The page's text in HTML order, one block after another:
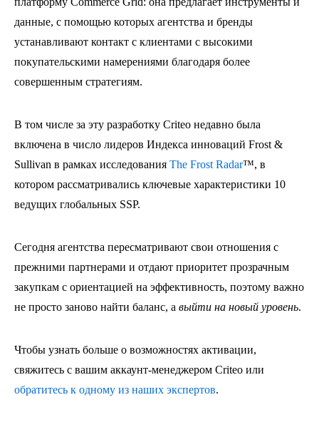
данные, с помощью которых агентства и бренды
устанавливают контакт с клиентами с высокими
покупательскими намерениями благодаря более
совершенным стратегиям.
В том числе за эту разработку Criteo недавно была
включена в число лидеров Индекса инноваций Frost &
Sullivan в рамках исследования The Frost Radar™, в
котором рассматривались ключевые характеристики 10
ведущих глобальных SSP.
Сегодня агентства пересматривают свои отношения с
прежними партнерами и отдают приоритет прозрачным
закупкам с ориентацией на эффективность, поэтому важно
не просто заново найти баланс, а выйти на новый уровень.
Чтобы узнать больше о возможностях активации,
свяжитесь с вашим аккаунт-менеджером Criteo или
обратитесь к одному из наших экспертов.